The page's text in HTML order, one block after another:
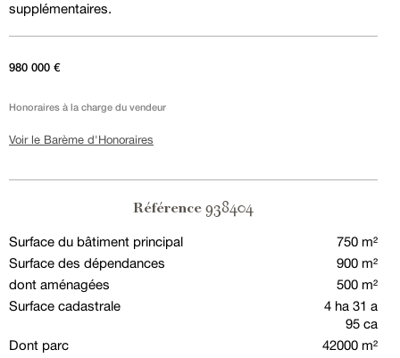
supplémentaires.
980 000 €
Honoraires à la charge du vendeur
Voir le Barème d'Honoraires
Référence 938404
Surface du bâtiment principal
750 m²
Surface des dépendances
900 m²
dont aménagées
500 m²
Surface cadastrale
4 ha 31 a
95 ca
Dont parc
42000 m²